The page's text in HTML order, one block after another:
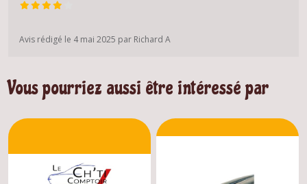
Avis rédigé le 4 mai 2025 par Richard A
Vous pourriez aussi être intéressé par